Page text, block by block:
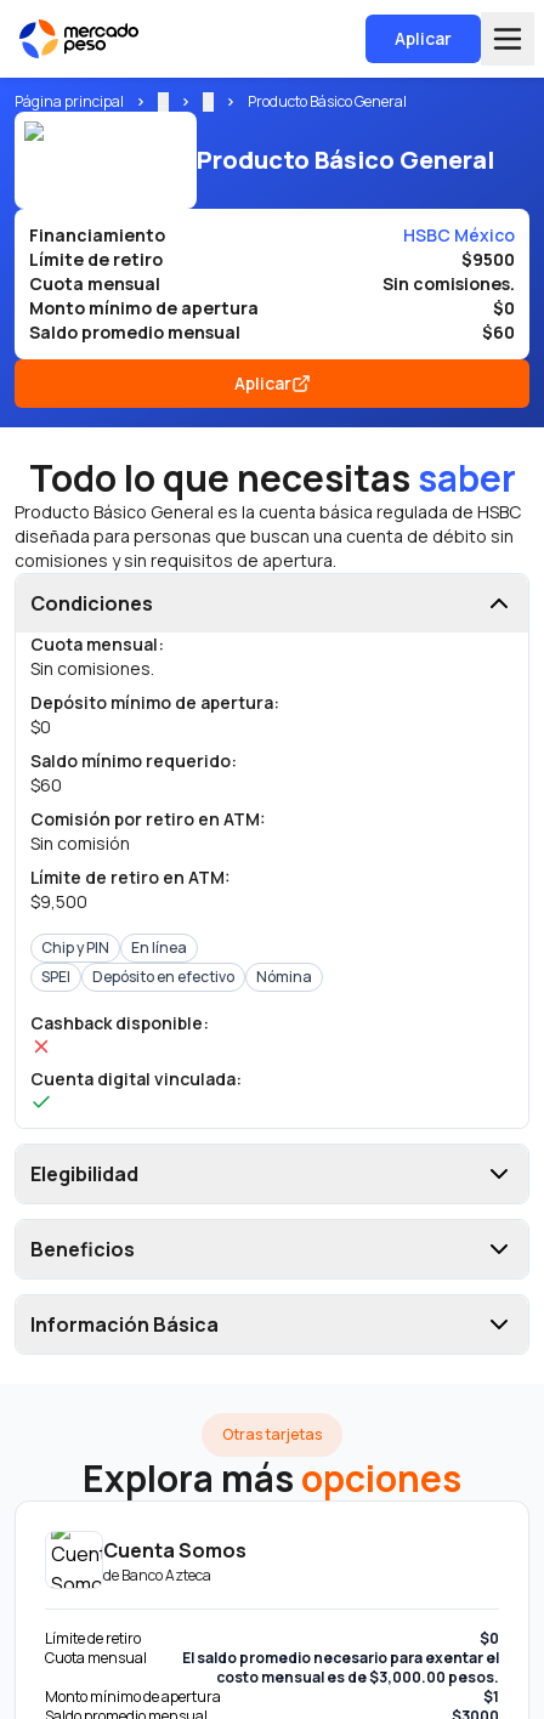
Aplicar
Página principal Producto Básico General
Producto Básico General
Financiamiento
HSBC México
Límite de retiro
$9500
Cuota mensual
Sin comisiones.
Monto mínimo de apertura
$0
Saldo promedio mensual
$60
Aplicar
Todo lo que necesitassaber
Producto Básico General es la cuenta básica regulada de HSBC
diseñada para personas que buscan una cuenta de débito sin
comisiones y sin requisitos de apertura.
Condiciones
Cuota mensual:
Sin comisiones.
Depósito mínimo de apertura:
$0
Saldo mínimo requerido:
$60
Comisión por retiro en ATM:
Sin comisión
Límite de retiro en ATM:
$9,500
Chip y PIN
En línea
SPEI
Depósito en efectivo Nómina
Cashback disponible:
Cuenta digital vinculada:
Elegibilidad
Beneficios
Información Básica
Otras tarjetas
Explora másopciones
Cuenta Somos
deBanco Azteca
Límite de retiro
$0
Cuota mensual
El saldo promedio necesario para exentar el
costo mensual es de $3,000.00 pesos.
Monto mínimo de apertura
$1